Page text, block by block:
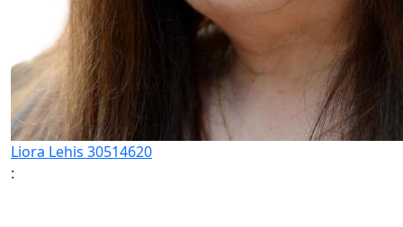
Liora Lehis 30514620
: